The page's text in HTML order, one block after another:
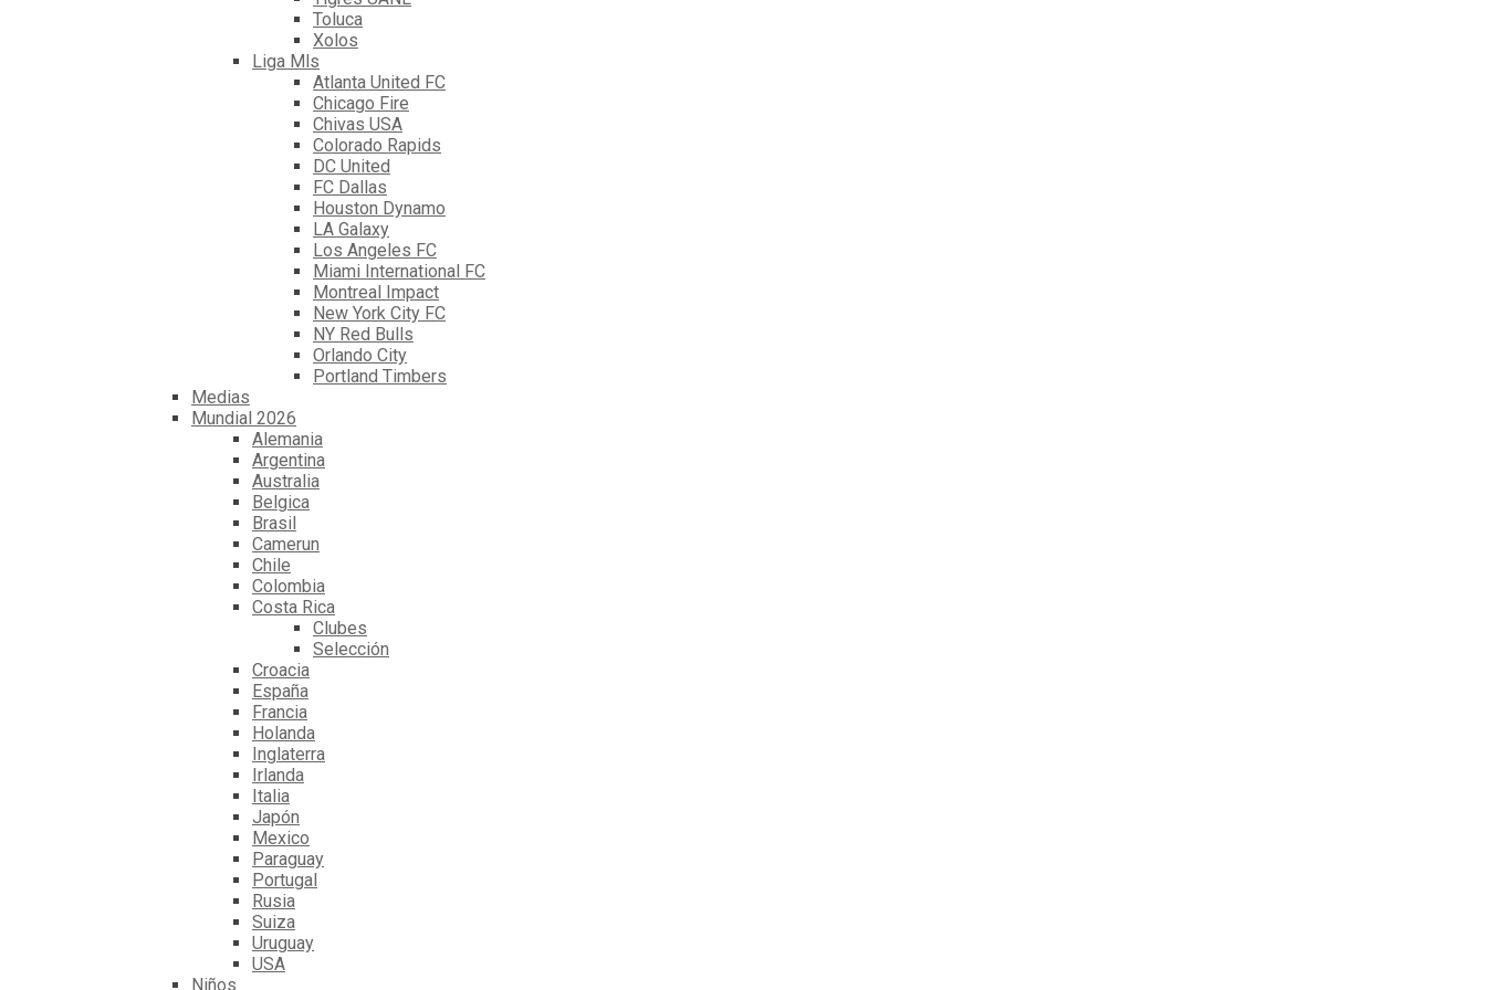
Toluca
Xolos
Liga Mls
Atlanta United FC
Chicago Fire
Chivas USA
Colorado Rapids
DC United
FC Dallas
Houston Dynamo
LA Galaxy
Los Angeles FC
Miami International FC
Montreal Impact
New York City FC
NY Red Bulls
Orlando City
Portland Timbers
Medias
Mundial 2026
Alemania
Argentina
Australia
Belgica
Brasil
Camerun
Chile
Colombia
Costa Rica
Clubes
Selección
Croacia
España
Francia
Holanda
Inglaterra
Irlanda
Italia
Japón
Mexico
Paraguay
Portugal
Rusia
Suiza
Uruguay
USA
Niños